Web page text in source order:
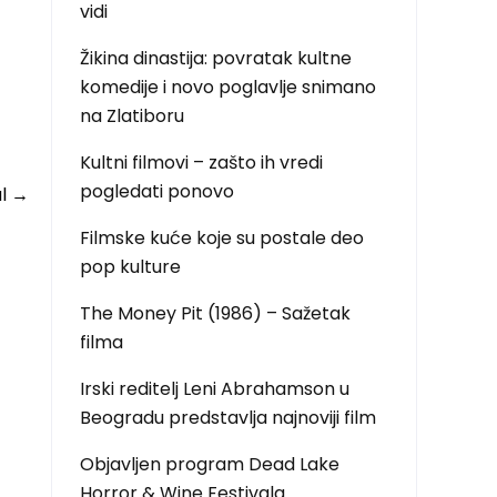
→
vidi
Žikina dinastija: povratak kultne
komedije i novo poglavlje snimano
na Zlatiboru
Kultni filmovi – zašto ih vredi
pogledati ponovo
Filmske kuće koje su postale deo
pop kulture
The Money Pit (1986) – Sažetak
filma
Irski reditelj Leni Abrahamson u
Beogradu predstavlja najnoviji film
Objavljen program Dead Lake